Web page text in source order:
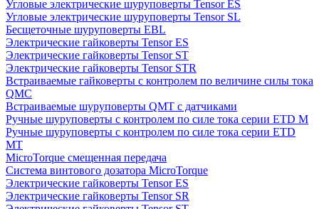
Угловые электрические шуруповерты Tensor ES
Угловые электрические шуруповерты Tensor SL
Бесщеточные шуруповерты EBL
Электрические гайковерты Tensor ES
Электрические гайковерты Tensor ST
Электрические гайковерты Tensor STR
Встраиваемые гайковерты с контролем по величине силы тока
QMC
Встраиваемые шуруповерты QMT с датчиками
Ручные шуруповерты с контролем по силе тока серии ETD M
Ручные шуруповерты с контролем по силе тока серии ETD
MT
MicroTorque смещенная передача
Система винтового дозатора MicroTorque
Электрические гайковерты Tensor ES
Электрические гайковерты Tensor SR